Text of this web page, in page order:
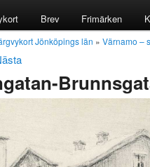
Brev Frimärken
Jönköpings län » Värnamo –